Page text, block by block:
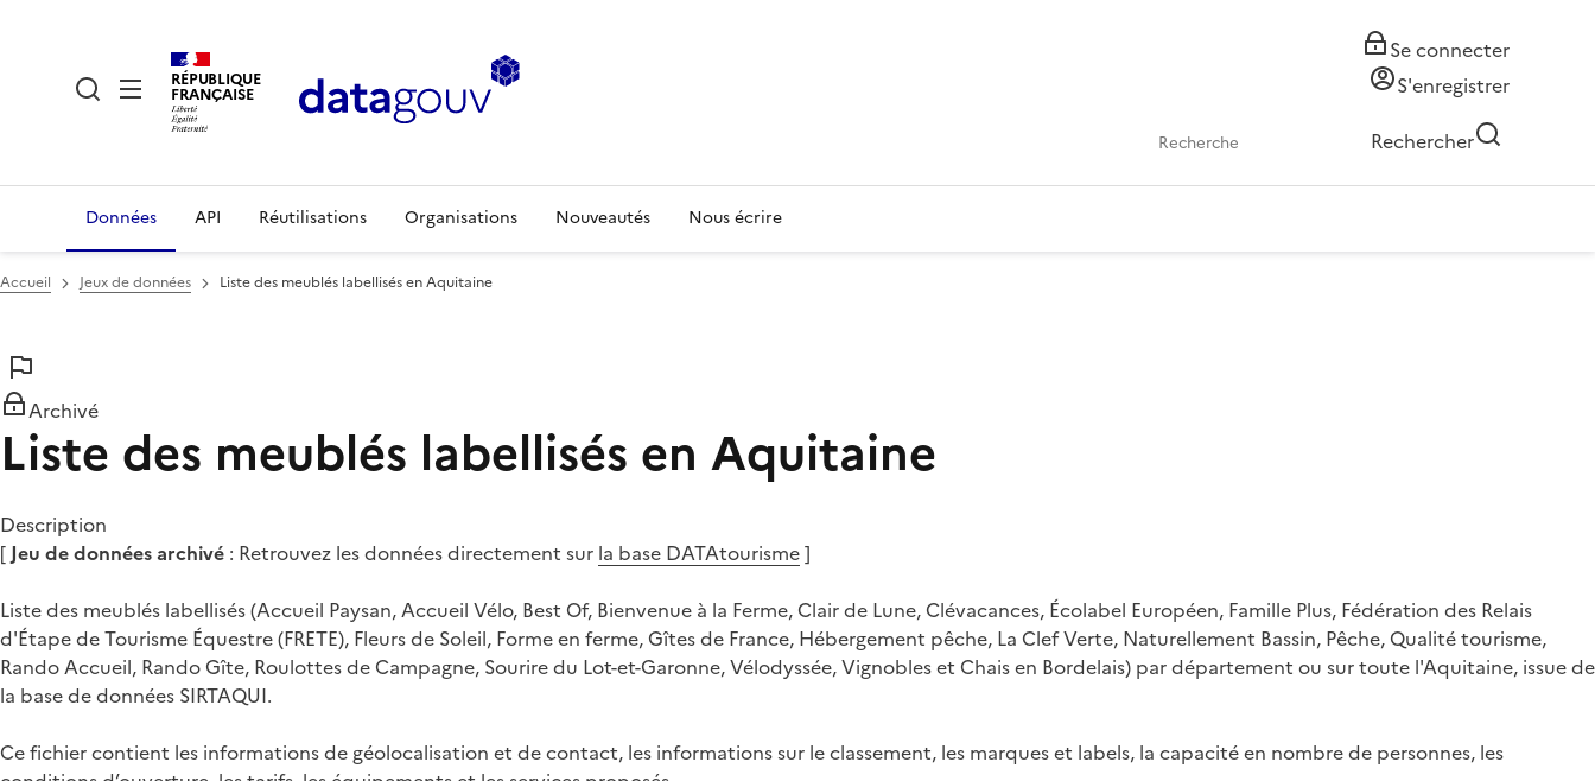
RÉPUBLIQUE
FRANÇAISE
Se connecter
S'enregistrer
Rechercher
Données API Réutilisations Organisations Nouveautés Nous écrire
Accueil Jeux de données Liste des meublés labellisés en Aquitaine
Archivé
Liste des meublés labellisés en Aquitaine
Description
[ Jeu de données archivé : Retrouvez les données directement sur la base DATAtourisme]
Liste des meublés labellisés (Accueil Paysan, Accueil Vélo, Best Of, Bienvenue à la Ferme, Clair de Lune, Clévacances, Écolabel Européen, Famille Plus, Fédération des Relais
d'Étape de Tourisme Équestre (FRETE), Fleurs de Soleil, Forme en ferme, Gîtes de France, Hébergement pêche, La Clef Verte, Naturellement Bassin, Pêche, Qualité tourisme,
Rando Accueil, Rando Gîte, Roulottes de Campagne, Sourire du Lot-et-Garonne, Vélodyssée, Vignobles et Chais en Bordelais) par département ou sur toute l'Aquitaine, issue de
la base de données SIRTAQUI.
Ce fichier contient les informations de géolocalisation et de contact, les informations sur le classement, les marques et labels, la capacité en nombre de personnes, les